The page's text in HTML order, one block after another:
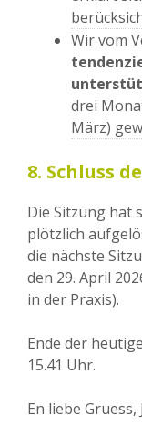
Wir vom
drei
März)
8. Schluss
Die Sitzung hat
plötzlich
die nächste
den 29. April
in der Praxis).
Ende der
15.41 Uhr.
En liebe Gruess,